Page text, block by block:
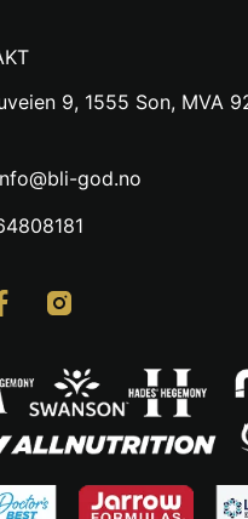
9, 1555 Son, MVA
god.no